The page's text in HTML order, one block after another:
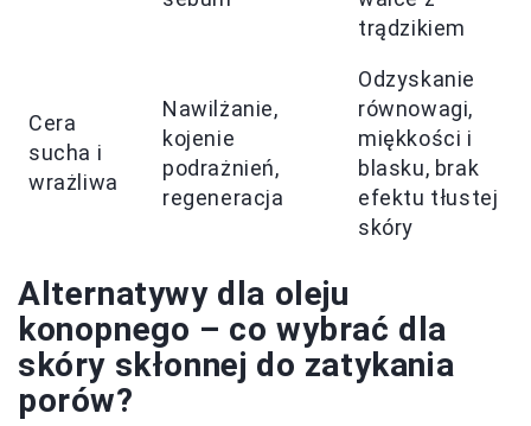
trądzikiem
Cera
sucha i
wrażliwa
Nawilżanie,
kojenie
podrażnień,
regeneracja
Odzyskanie
równowagi,
miękkości i
blasku, brak
efektu tłustej
skóry
Alternatywy dla oleju
konopnego – co wybrać dla
skóry skłonnej do zatykania
porów?